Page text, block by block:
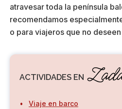
atravesar toda la península
recomendamos
o para viajeros que no
ACTIVIDADES EN
Viaje en barco